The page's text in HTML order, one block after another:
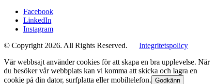
Facebook
LinkedIn
Instagram
© Copyright 2026. All Rights Reserved. Integritetspolicy
Vår webbsajt använder cookies för att skapa en bra upplevelse. När
du besöker vår webbplats kan vi komma att skicka och lagra en
cookie på din dator, surfplatta eller mobiltelefon. Godkänn